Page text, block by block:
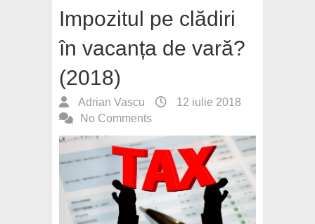
Impozitul pe clădiri
în vacanța de vară?
(2018)
Adrian Vascu
12 iulie 2018
No Comments